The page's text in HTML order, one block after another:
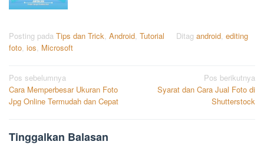
Posting pada Tips dan Trick, Android, Tutorial Ditag android, editing
foto, ios, Microsoft
Navigasi
pos
Pos sebelumnya
Cara Memperbesar Ukuran Foto
Jpg Online Termudah dan Cepat
Pos berikutnya
Syarat dan Cara Jual Foto di
Shutterstock
Tinggalkan Balasan